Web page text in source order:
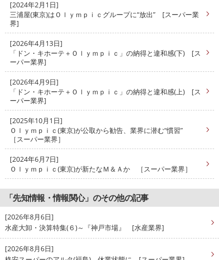
[2024年2月1日]
三浦屋(東京)はＯｌｙｍｐｉｃグループに“放出” [スーパー業
界]
[2026年4月13日]
「ドン・キホーテ＋Ｏｌｙｍｐｉｃ」の納得と違和感(下) [ス
ーパー業界]
[2026年4月9日]
「ドン・キホーテ＋Ｏｌｙｍｐｉｃ」の納得と違和感(上) [ス
ーパー業界]
[2025年10月1日]
Ｏｌｙｍｐｉｃ(東京)が公取から勧告、業界に潜む“慣習”
［スーパー業界］
[2024年6月7日]
Ｏｌｙｍｐｉｃ(東京)が新たなＭ＆Ａか ［スーパー業界］
「先知情報・情報関心」のその他の記事
[2026年8月6日]
水産大卸・決算特集(６)～『神戸市場』 [水産業界]
[2026年8月6日]